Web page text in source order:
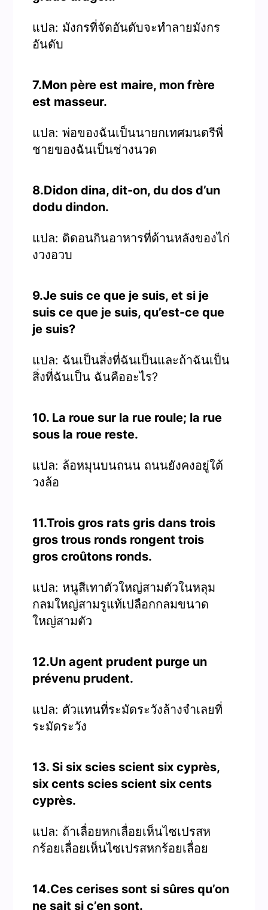
แปล: มังกรที่จัดอันดับจะทำลายมังกร
อันดับ
7.Mon père est maire, mon frère
est masseur.
แปล: พ่อของฉันเป็นนายกเทศมนตรีพี่
ชายของฉันเป็นช่างนวด
8.Didon dina, dit-on, du dos d’un
dodu dindon.
แปล: ดิดอนกินอาหารที่ด้านหลังของไก่
งวงอวบ
9.Je suis ce que je suis, et si je
suis ce que je suis, qu’est-ce que
je suis?
แปล: ฉันเป็นสิ่งที่ฉันเป็นและถ้าฉันเป็น
สิ่งที่ฉันเป็น ฉันคืออะไร?
10. La roue sur la rue roule; la rue
sous la roue reste.
แปล: ล้อหมุนบนถนน ถนนยังคงอยู่ใต้
วงล้อ
11.Trois gros rats gris dans trois
gros trous ronds rongent trois
gros croûtons ronds.
แปล: หนูสีเทาตัวใหญ่สามตัวในหลุม
กลมใหญ่สามรูแท้เปลือกกลมขนาด
ใหญ่สามตัว
12.Un agent prudent purge un
prévenu prudent.
แปล: ตัวแทนที่ระมัดระวังล้างจำเลยที่
ระมัดระวัง
13. Si six scies scient six cyprès,
six cents scies scient six cents
cyprès.
แปล: ถ้าเลื่อยหกเลื่อยเห็นไซเปรสห
กร้อยเลื่อยเห็นไซเปรสหกร้อยเลื่อย
14.Ces cerises sont si sûres qu’on
ne sait si c’en sont.